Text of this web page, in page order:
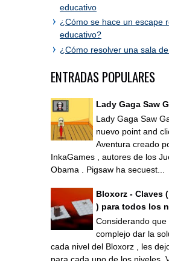
educativo
¿Cómo se hace un escape
educativo?
¿Cómo resolver una sala
ENTRADAS POPULARES
Lady Gaga Saw
Lady Gaga Saw
nuevo point and
Aventura creado
InkaGames , autores de los
Obama . Pigsaw ha secuest...
Bloxorz - Claves
) para todos los
Considerando que
complejo dar la
cada nivel del Bloxorz , les